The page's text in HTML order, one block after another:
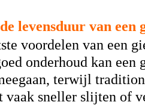
levensduur van een
voordelen van een
onderhoud kan een
terwijl
sneller slijten of